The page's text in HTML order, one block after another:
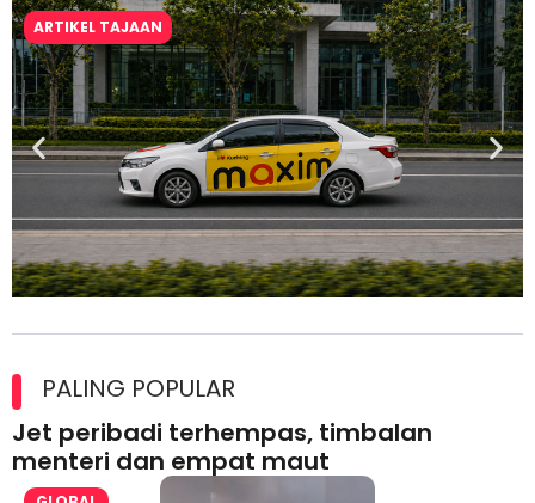
ARTIKEL TAJAAN
lesen separuh pertama 2026
PALING POPULAR
Jet peribadi terhempas, timbalan
menteri dan empat maut